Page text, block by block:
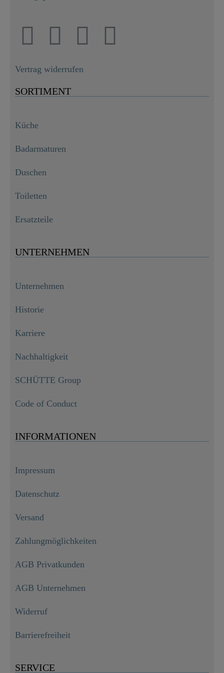
Vertrag widerrufen
SORTIMENT
Küche
Badarmaturen
Duschen
Toiletten
Ersatzteile
UNTERNEHMEN
Unternehmen
Historie
Karriere
Nachhaltigkeit
SCHÜTTE Group
Code of Conduct
INFORMATIONEN
Impressum
Datenschutz
Versand
Zahlungmöglichkeiten
AGB Privatkunden
AGB Unternehmen
Widerruf
Barrierefreiheit
SERVICE